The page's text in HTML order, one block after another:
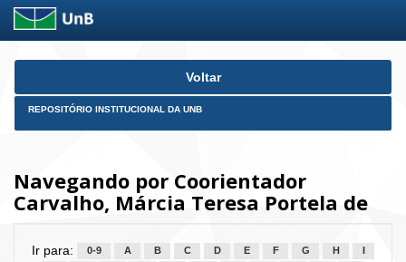
Skip
Voltar
REPOSITÓRIO INSTITUCIONAL DA UNB
Navegando por Coorientador
Carvalho, Márcia Teresa Portela de
Ir para: 0-9 A B C D E F G H